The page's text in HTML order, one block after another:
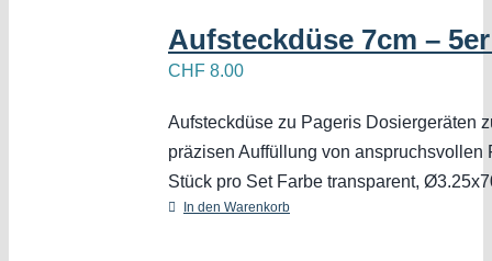
Aufsteckdüse 7cm –
CHF 8.00
Aufsteckdüse zu Pageris Dosiergeräten
präzisen Auffüllung von anspruchsvollen
Stück pro Set Farbe transparent,
In den Warenkorb